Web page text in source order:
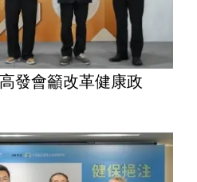
發會籲改革健康政